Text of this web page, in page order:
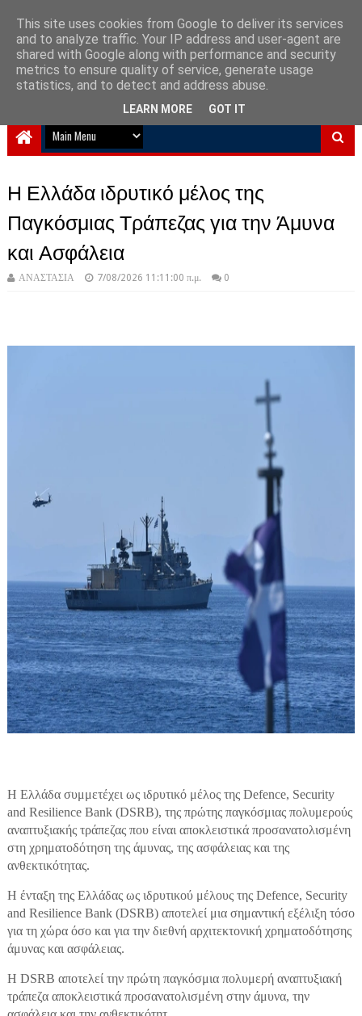
NewPlanet09
Ειδήσεις νέα από την Ελλάδα και τον κόσμο
Η Ελλάδα ιδρυτικό μέλος της
Παγκόσμιας Τράπεζας για την Άμυνα
και Ασφάλεια
ΑΝΑΣΤΑΣΙΑ 7/08/2026 11:11:00 π.μ. 0
Η Ελλάδα συμμετέχει ως ιδρυτικό μέλος της Defence, Security
and Resilience Bank (DSRB), της πρώτης παγκόσμιας πολυμερούς
αναπτυξιακής τράπεζας που είναι αποκλειστικά προσανατολισμένη
στη χρηματοδότηση της άμυνας, της ασφάλειας και της
ανθεκτικότητας.
Η ένταξη της Ελλάδας ως ιδρυτικού μέλους της Defence, Security
and Resilience Bank (DSRB) αποτελεί μια σημαντική εξέλιξη τόσο
για τη χώρα όσο και για την διεθνή αρχιτεκτονική χρηματοδότησης
άμυνας και ασφάλειας.
Η DSRB αποτελεί την πρώτη παγκόσμια πολυμερή αναπτυξιακή
τράπεζα αποκλειστικά προσανατολισμένη στην άμυνα, την
This site uses cookies from Google to deliver its services
and to analyze traffic. Your IP address and user-agent are
shared with Google along with performance and security
metrics to ensure quality of service, generate usage
statistics, and to detect and address abuse.
LEARN MORE GOT IT